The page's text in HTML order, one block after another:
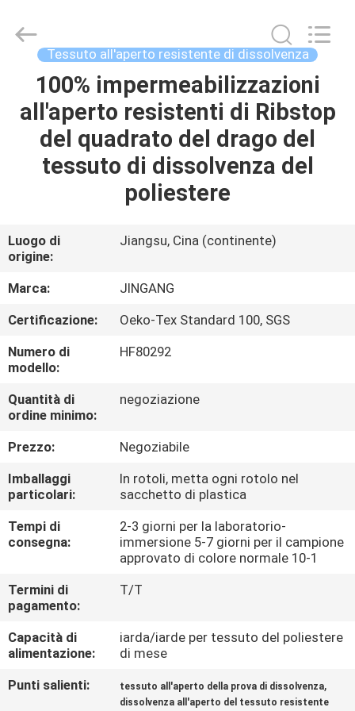
CASA
PRODOTTI
GIRO
DELLA
FABBRICA
CONTROLLO
DI
QUALITÀ
CONTATTICI
NOTIZIE
NEWS
Textile
Co.,Ltd.
Tessuto all'aperto resistente di dissolvenza
100% impermeabilizzazioni
all'aperto resistenti di Ribstop
del quadrato del drago del
tessuto di dissolvenza del
poliestere
Luogo di
origine:
Jiangsu, Cina (continente)
Marca:
JINGANG
Certificazione:
Oeko-Tex Standard 100, SGS
Numero di
modello:
HF80292
Quantità di
ordine minimo:
negoziazione
Prezzo:
Negoziabile
Imballaggi
particolari:
In rotoli, metta ogni rotolo nel
sacchetto di plastica
Tempi di
consegna:
2-3 giorni per la laboratorio-
immersione 5-7 giorni per il campione
approvato di colore normale 10-1
Termini di
pagamento:
T/T
Capacità di
alimentazione:
iarda/iarde per tessuto del poliestere
di mese
Punti salienti:
tessuto all'aperto della prova di dissolvenza,
dissolvenza all'aperto del tessuto resistente